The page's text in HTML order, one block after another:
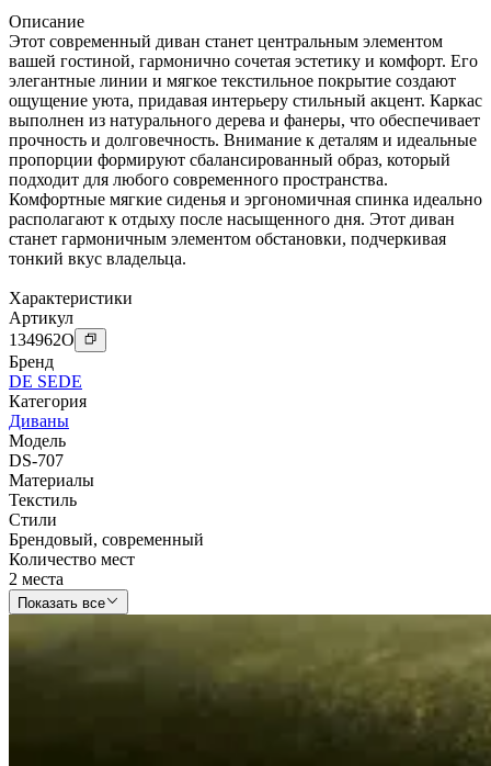
Описание
Этот современный диван станет центральным элементом
вашей гостиной, гармонично сочетая эстетику и комфорт. Его
элегантные линии и мягкое текстильное покрытие создают
ощущение уюта, придавая интерьеру стильный акцент. Каркас
выполнен из натурального дерева и фанеры, что обеспечивает
прочность и долговечность. Внимание к деталям и идеальные
пропорции формируют сбалансированный образ, который
подходит для любого современного пространства.
Комфортные мягкие сиденья и эргономичная спинка идеально
располагают к отдыху после насыщенного дня. Этот диван
станет гармоничным элементом обстановки, подчеркивая
тонкий вкус владельца.
Характеристики
Артикул
134962O
Бренд
DE SEDE
Категория
Диваны
Модель
DS-707
Материалы
Текстиль
Стили
Брендовый, современный
Количество мест
2 места
Показать все